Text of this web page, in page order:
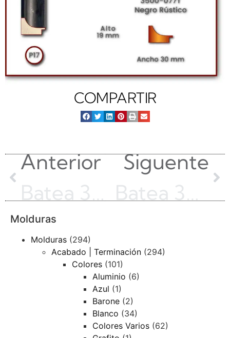
COMPARTIR
Anterior
Batea 30 | Wengue | 1040-A-21311
Siguente
Batea 30 | Hueso Rústico | 3500-815T
Molduras
Molduras (294)
Acabado | Terminación (294)
Colores (101)
Aluminio (6)
Azul (1)
Barone (2)
Blanco (34)
Colores Varios (62)